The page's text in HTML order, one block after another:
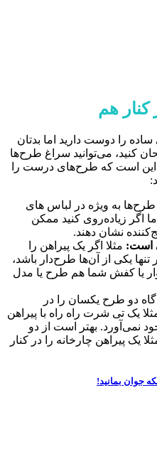
هم
را دوست دارید اما بدتان
کنید، می‌توانید سراغ طرح‌ها
این است که طرح‌های درست را
طرح‌ها به ویژه در لباس های
اگر زیاده‌روی کنید ممکن
نشان دهند.
است: مثلا اگر یک پیراهن را
یکی از آن‌ها طرح‌دار باشد،
یا کفش شما هم طرح یا مدل
دو طرح یکسان را در
یک تی شرت راه راه با پیراهن
نمی‌آورد. بهتر است از دو
یک پیراهن چارخانه را در کنار